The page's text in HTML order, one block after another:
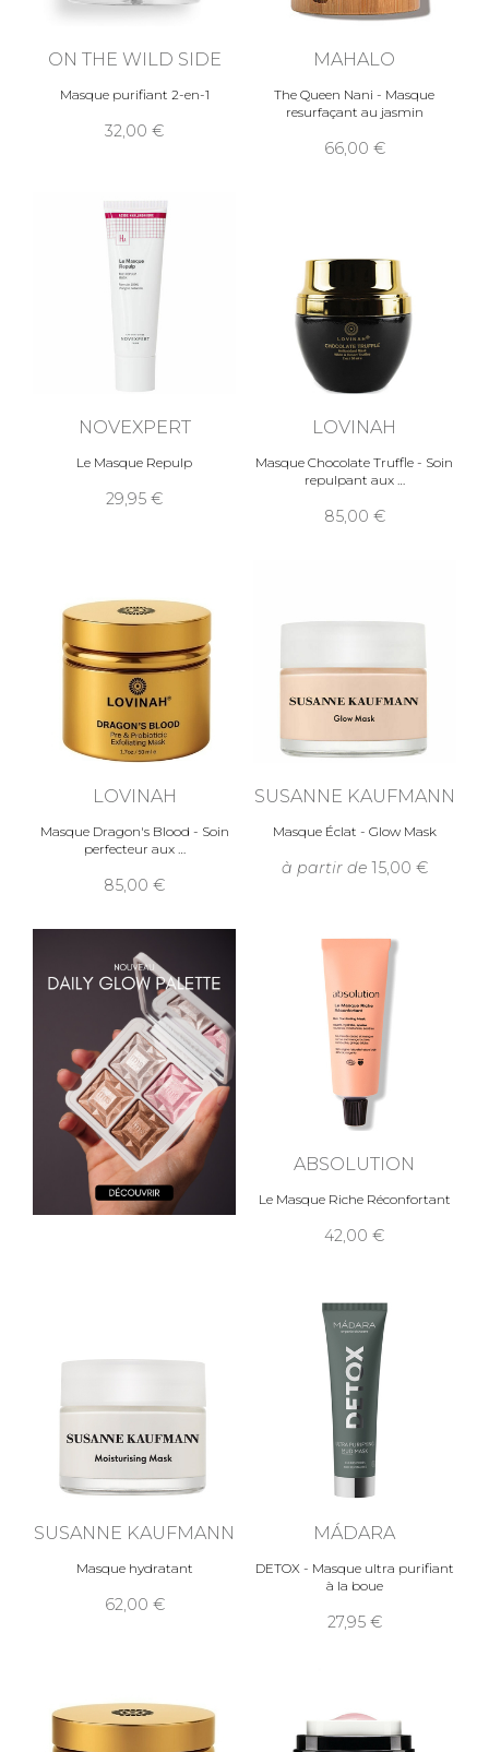
ON THE WILD SIDE
Masque purifiant 2-en-1
32,00
MAHALO
The Queen Nani - Masque
resurfaçant au jasmin
66,00
NOVEXPERT
Le Masque Repulp
29,95
LOVINAH
Masque Chocolate Truffle - Soin
repulpant aux
85,00
LOVINAH
Masque Dragon's Blood - Soin
perfecteur aux
85,00
SUSANNE KAUFMANN
Masque Éclat - Glow Mask
à partir de 15,00
ABSOLUTION
Le Masque Riche Réconfortant
42,00
SUSANNE KAUFMANN
Masque hydratant
62,00
MÁDARA
DETOX - Masque ultra purifiant
à la boue
27,95